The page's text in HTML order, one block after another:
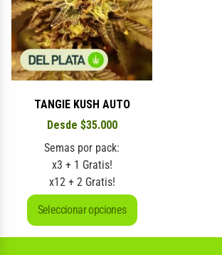
TANGIE KUSH AUTO
Desde $35.000
Semas por pack:
x3 + 1 Gratis!
x12 + 2 Gratis!
Seleccionar opciones